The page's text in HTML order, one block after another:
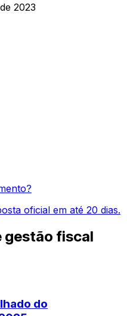
2023
oficial em até 20 dias.
gestão fiscal
do